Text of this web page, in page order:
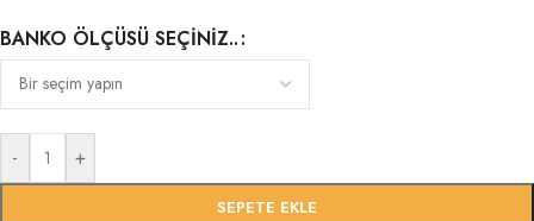
BANKO ÖLÇÜSÜ SEÇINIZ..
- +
SEPETE EKLE